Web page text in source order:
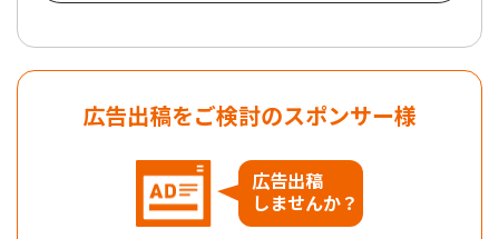
広告出稿をご検討のスポンサー様
広告出稿
しませんか？